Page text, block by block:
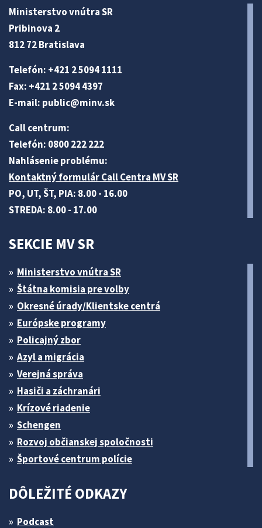
Ministerstvo vnútra SR
Pribinova 2
812 72 Bratislava
Telefón: +421 2 5094 1111
Fax: +421 2 5094 4397
E-mail: public@minv.sk
Call centrum:
Telefón: 0800 222 222
Nahlásenie problému:
Kontaktný formulár Call Centra MV SR
PO, UT, ŠT, PIA: 8.00 - 16.00
STREDA: 8.00 - 17.00
SEKCIE MV SR
Ministerstvo vnútra SR
Štátna komisia pre volby
Okresné úrady/Klientske centrá
Európske programy
Policajný zbor
Azyl a migrácia
Verejná správa
Hasiči a záchranári
Krízové riadenie
Schengen
Rozvoj občianskej spoločnosti
Športové centrum polície
DÔLEŽITÉ ODKAZY
Podcast